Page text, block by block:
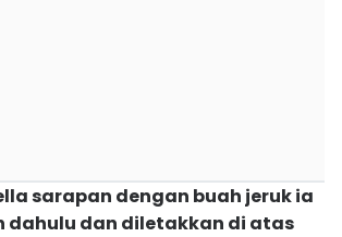
sarapan dengan buah jeruk ia
dahulu dan diletakkan di atas